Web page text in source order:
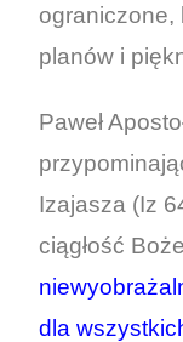
ograniczone,
planów i
Paweł
Izajasza (Iz
ciągłość
dla